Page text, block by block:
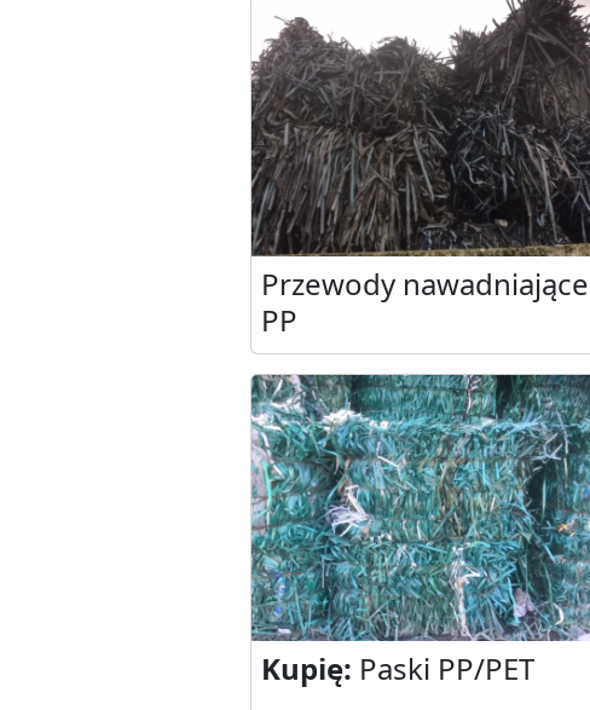
Przewody nawadniające
PP
Kupię: Paski PP/PET